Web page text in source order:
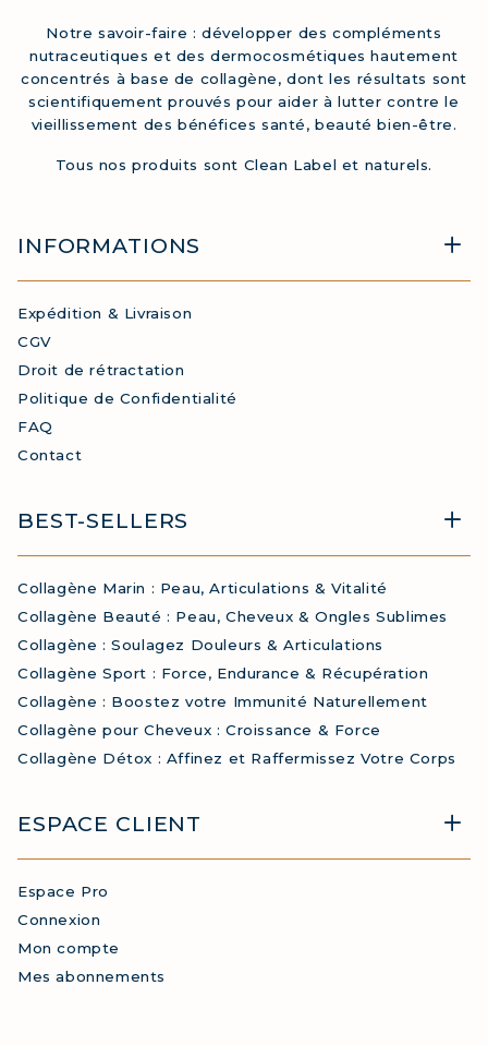
Notre savoir-faire : développer des compléments
nutraceutiques et des dermocosmétiques hautement
concentrés à base de collagène, dont les résultats sont
scientifiquement prouvés pour aider à lutter contre le
vieillissement des bénéfices santé, beauté bien-être.
Tous nos produits sont Clean Label et naturels.
INFORMATIONS
Expédition & Livraison
CGV
Droit de rétractation
Politique de Confidentialité
FAQ
Contact
BEST-SELLERS
Collagène Marin : Peau, Articulations & Vitalité
Collagène Beauté : Peau, Cheveux & Ongles Sublimes
Collagène : Soulagez Douleurs & Articulations
Collagène Sport : Force, Endurance & Récupération
Collagène : Boostez votre Immunité Naturellement
Collagène pour Cheveux : Croissance & Force
Collagène Détox : Affinez et Raffermissez Votre Corps
ESPACE CLIENT
Espace Pro
Connexion
Mon compte
Mes abonnements